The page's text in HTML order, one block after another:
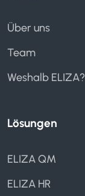
Über uns
Team
Weshalb ELIZA?
Lösungen
ELIZA QM
ELIZA HR